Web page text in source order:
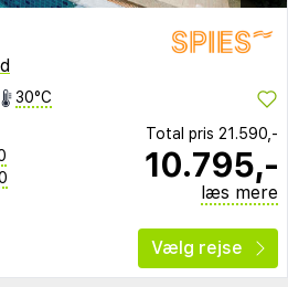
30°C
Total pris 21.590,-
10.795,-
læs mere
Vælg rejse